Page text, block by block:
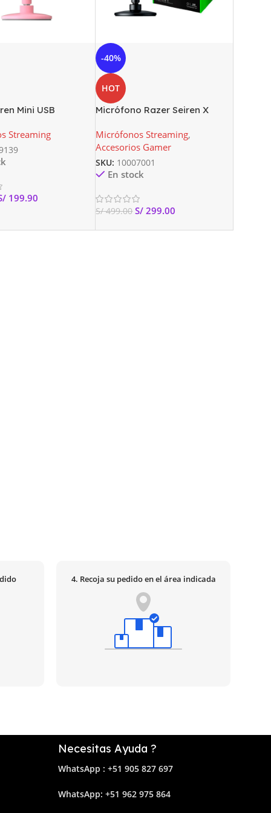
Mini USB
Streaming
199.90
-40%
HOT
Micrófono Razer Seiren X
Micrófonos Streaming,
Accesorios Gamer
SKU: 10007001
En stock
S/499.00 S/ 299.00
4. Recoja su pedido en el área indicada
Necesitas Ayuda ?
WhatsApp : +51 905 827 697
WhatsApp: +51 962 975 864